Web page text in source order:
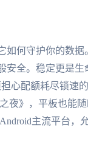
如何守护你的数
安全。稳定更是
心配额耗尽锁速
》，平板也能
主流平台，